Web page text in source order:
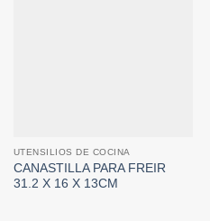
UTENSILIOS DE COCINA
CANASTILLA PARA FREIR
31.2 X 16 X 13CM